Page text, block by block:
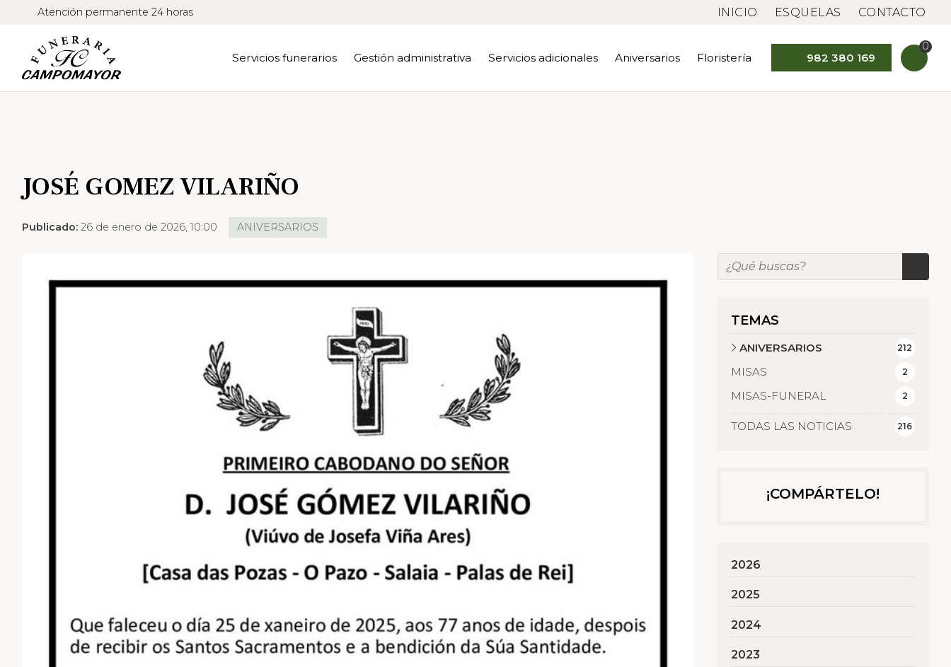
Atención permanente 24 horas INICIO ESQUELAS CONTACTO
Servicios funerarios Gestión administrativa Servicios adicionales Aniversarios Floristería 982 380 169
0
JOSÉ GOMEZ VILARIÑO
Publicado: 26 de enero de 2026, 10:00 ANIVERSARIOS
TEMAS
TODAS LAS NOTICIAS 216
ANIVERSARIOS 212
MISAS 2
MISAS-FUNERAL 2
¡COMPÁRTELO!
2026
2025
2024
2023